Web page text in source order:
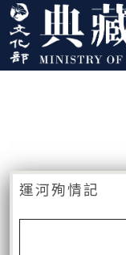
跳到主要內容
:::
運河殉情記